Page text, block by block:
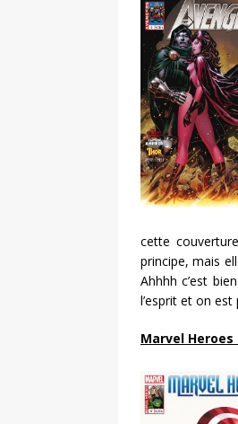
cette
principe, mais
Ahhhh c’est
l’esprit et on est
Marvel Heroes